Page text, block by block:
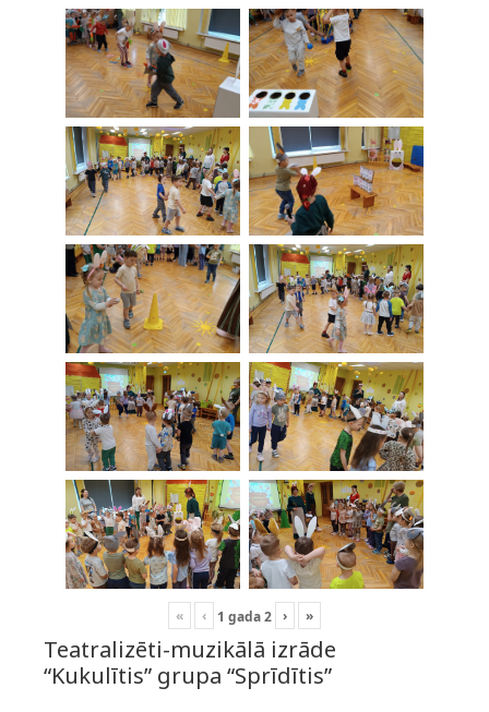
« ‹ 1 gada2 › »
Teatralizēti-muzikālā izrāde
“Kukulītis” grupa “Sprīdītis”